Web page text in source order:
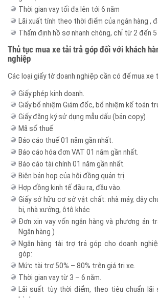
giá trị của xe
Thời gian vay tối đa lên tới 6 năm
Lãi xuất tính theo thời điểm của ngân hàng ,
Thủ tục mua xe tải trả góp đối với khách
Giấy phép kinh doanh.
Giấy bổ nhiệm Giám đốc, bổ nhiệm kế toán
Giấy đăng ký sử dụng mẫu dấu (bản copy)
Mã số thuế
Báo cáo thuế 01 năm gần nhất.
Báo cáo hóa đơn VAT 01 năm gần nhất.
Báo cáo tài chính 01 năm gần nhất.
Biên bản họp của hội đồng quản trị.
Hợp đồng kinh tế đầu ra, đầu vào.
Giấy sở hữu cơ sở vật chất: nhà máy, dây
bị, nhà xưởng, ôtô khác
Đơn xin vay vốn ngân hàng và phương án
Ngân hàng )
Ngân hàng tài trợ trả góp cho doanh
góp:
Mức tài trợ 50% – 80% trên giá trị xe.
Thời gian vay từ 3 – 6 năm.